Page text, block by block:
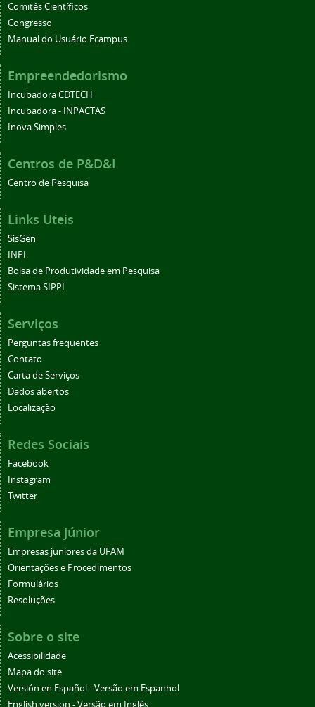
Comitês Científicos
Congresso
Manual do Usuário Ecampus
Empreendedorismo
Incubadora CDTECH
Incubadora - INPACTAS
Inova Simples
Centros de P&D&I
Centro de Pesquisa
Links Uteis
SisGen
INPI
Bolsa de Produtividade em Pesquisa
Sistema SIPPI
Serviços
Perguntas frequentes
Contato
Carta de Serviços
Dados abertos
Localização
Redes Sociais
Facebook
Instagram
Twitter
Empresa Júnior
Empresas juniores da UFAM
Orientações e Procedimentos
Formulários
Resoluções
Sobre o site
Acessibilidade
Mapa do site
Versión en Español - Versão em Espanhol